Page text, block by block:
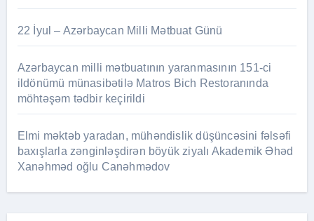
22 İyul – Azərbaycan Milli Mətbuat Günü
Azərbaycan milli mətbuatının yaranmasının 151-ci
ildönümü münasibətilə Matros Bich Restoranında
möhtəşəm tədbir keçirildi
Elmi məktəb yaradan, mühəndislik düşüncəsini fəlsəfi
baxışlarla zənginləşdirən böyük ziyalı Akademik Əhəd
Xanəhməd oğlu Canəhmədov